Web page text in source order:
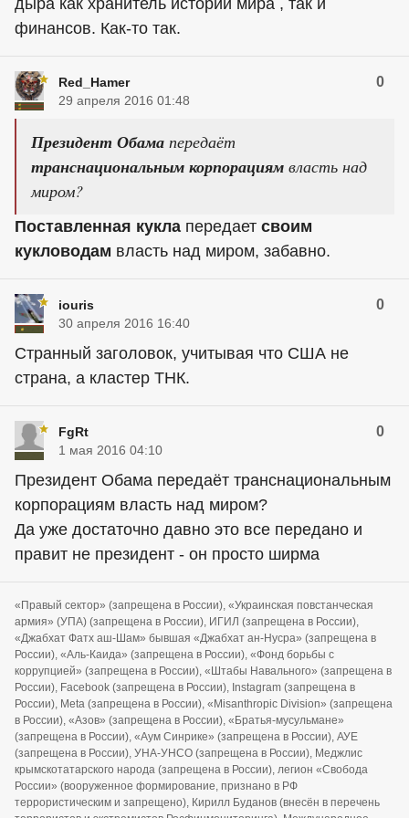
финансов. Как-то так.
Red_Hamer 0
29 апреля 2016 01:48
Президент Обама передаёт
транснациональным корпорациям власть над
миром?
Поставленная кукла передает своим
кукловодам власть над миром, забавно.
iouris 0
30 апреля 2016 16:40
Странный заголовок, учитывая что США не
страна, а кластер ТНК.
FgRt 0
1 мая 2016 04:10
Президент Обама передаёт транснациональным
корпорациям власть над миром?
Да уже достаточно давно это все передано и
правит не президент - он просто ширма
«Правый сектор» (запрещена в России), «Украинская повстанческая
армия» (УПА) (запрещена в России), ИГИЛ (запрещена в России),
«Джабхат Фатх аш-Шам» бывшая «Джабхат ан-Нусра» (запрещена в
России), «Аль-Каида» (запрещена в России), «Фонд борьбы с
коррупцией» (запрещена в России), «Штабы Навального» (запрещена в
России), Facebook (запрещена в России), Instagram (запрещена в
России), Meta (запрещена в России), «Misanthropic Division» (запрещена
в России), «Азов» (запрещена в России), «Братья-мусульмане»
(запрещена в России), «Аум Синрике» (запрещена в России), АУЕ
(запрещена в России), УНА-УНСО (запрещена в России), Меджлис
крымскотатарского народа (запрещена в России), легион «Свобода
России» (вооруженное формирование, признано в РФ
террористическим и запрещено), Кирилл Буданов (внесён в перечень